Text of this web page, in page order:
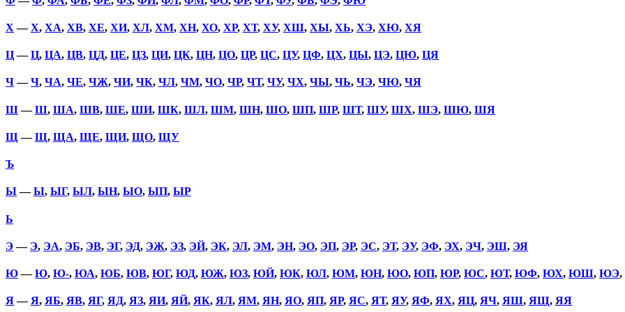
Х —Х, ХА, ХВ, ХЕ, ХИ, ХЛ, ХМ, ХН, ХО, ХР, ХТ, ХУ, ХШ, ХЫ, ХЬ, ХЭ, ХЮ, ХЯ
Ц—Ц, ЦА, ЦВ, ЦД, ЦЕ, ЦЗ, ЦИ, ЦК, ЦН, ЦО, ЦР, ЦС, ЦУ, ЦФ, ЦХ, ЦЫ, ЦЭ, ЦЮ, ЦЯ
Ч—Ч, ЧА, ЧЕ, ЧЖ, ЧИ, ЧК, ЧЛ, ЧМ, ЧО, ЧР, ЧТ, ЧУ, ЧХ, ЧЫ, ЧЬ, ЧЭ, ЧЮ, ЧЯ
Ш—Ш, ША, ШВ, ШЕ, ШИ, ШК, ШЛ, ШМ, ШН, ШО, ШП, ШР, ШТ, ШУ, ШХ, ШЭ, ШЮ, ШЯ
Щ —Щ, ЩА, ЩЕ, ЩИ, ЩО, ЩУ
Ъ
Ы—Ы, ЫГ, ЫЛ, ЫН, ЫО, ЫП, ЫР
Ь
Э— Э, ЭА, ЭБ, ЭВ, ЭГ, ЭД, ЭЖ, ЭЗ, ЭЙ, ЭК, ЭЛ, ЭМ, ЭН, ЭО, ЭП, ЭР, ЭС, ЭТ, ЭУ, ЭФ, ЭХ, ЭЧ, ЭШ, ЭЯ
Ю—Ю, Ю-, ЮА, ЮБ, ЮВ, ЮГ, ЮД, ЮЖ, ЮЗ, ЮЙ, ЮК, ЮЛ, ЮМ, ЮН, ЮО, ЮП, ЮР, ЮС, ЮТ, ЮФ, ЮХ, ЮШ, ЮЭ,
Я—Я, ЯБ, ЯВ, ЯГ, ЯД, ЯЗ, ЯИ, ЯЙ, ЯК, ЯЛ, ЯМ, ЯН, ЯО, ЯП, ЯР, ЯС, ЯТ, ЯУ, ЯФ, ЯХ, ЯЦ, ЯЧ, ЯШ, ЯЩ, ЯЯ